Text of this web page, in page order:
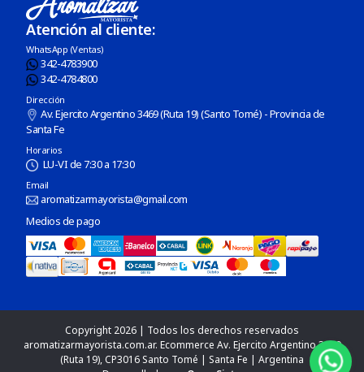
Atención al cliente:
WhatsApp (Ventas)
342-4783900
342-4784800
Dirección
Av. Ejercito Argentino 3469 (Ruta 19) (Santo Tomé) - Provincia de
Santa Fe
Horarios
LU-VI de 7:30 a 17:30
Email
aromatizarmayorista@gmail.com
Medios de pago
Copyright 2026 | Todos los derechos reservados
aromatizarmayorista.com.ar. Ecommerce Av. Ejercito Argentino 3469
(Ruta 19), CP3016 Santo Tomé | Santa Fe | Argentina